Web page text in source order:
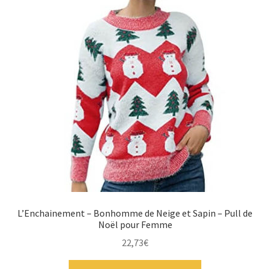
L’Enchainement – Bonhomme de Neige et Sapin – Pull de
Noël pour Femme
22,73€